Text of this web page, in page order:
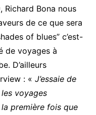
Bona nous
de ce que sera
of blues” c’est-
de voyages à
D’ailleurs
: « J’essaie de
voyages
la première fois que